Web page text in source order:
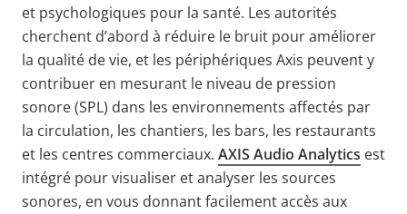
et psychologiques pour la santé. Les autorités
cherchent d’abord à réduire le bruit pour améliorer
la qualité de vie, et les périphériques Axis peuvent y
contribuer en mesurant le niveau de pression
sonore (SPL) dans les environnements affectés par
la circulation, les chantiers, les bars, les restaurants
et les centres commerciaux. AXIS Audio Analytics est
intégré pour visualiser et analyser les sources
sonores, en vous donnant facilement accès aux